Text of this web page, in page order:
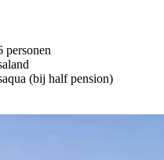
personen
(bij half pension)